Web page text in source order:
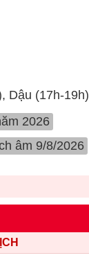
Dậu (17h-19h)
2026
âm 9/8/2026